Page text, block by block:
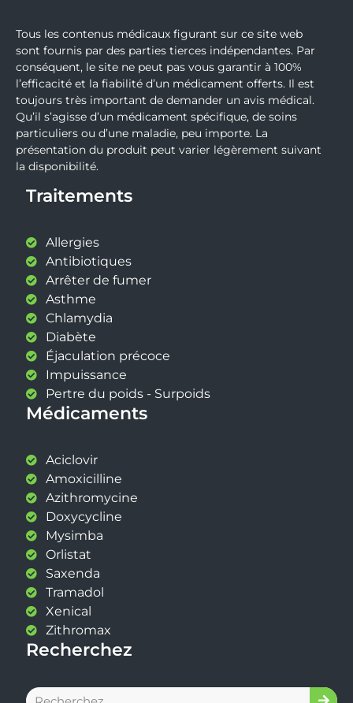
Tous les contenus médicaux figurant sur ce site web
sont fournis par des parties tierces indépendantes. Par
conséquent, le site ne peut pas vous garantir à 100%
l’efficacité et la fiabilité d’un médicament offerts. Il est
toujours très important de demander un avis médical.
Qu’il s’agisse d’un médicament spécifique, de soins
particuliers ou d’une maladie, peu importe. La
présentation du produit peut varier légèrement suivant
la disponibilité.
Traitements
Allergies
Antibiotiques
Arrêter de fumer
Asthme
Chlamydia
Diabète
Éjaculation précoce
Impuissance
Pertre du poids - Surpoids
Médicaments
Aciclovir
Amoxicilline
Azithromycine
Doxycycline
Mysimba
Orlistat
Saxenda
Tramadol
Xenical
Zithromax
Recherchez